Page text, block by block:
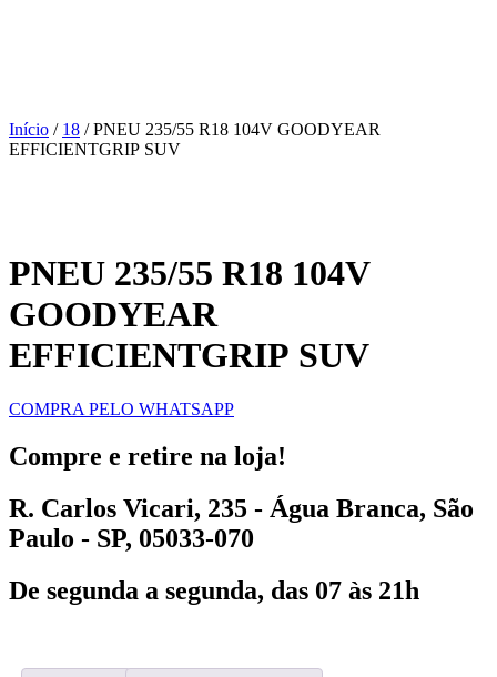
Início / 18 / PNEU 235/55 R18 104V GOODYEAR
EFFICIENTGRIP SUV
PNEU 235/55 R18 104V
GOODYEAR
EFFICIENTGRIP SUV
COMPRA PELO WHATSAPP
Compre e retire na loja!
R. Carlos Vicari, 235 - Água Branca, São
Paulo - SP, 05033-070
De segunda a segunda, das 07 às 21h